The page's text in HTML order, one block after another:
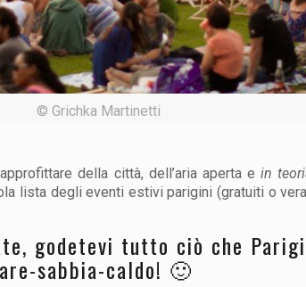
© Grichka Martinetti
della città, dell’aria aperta ein
lista degli eventi estivi parigini (gratuiti o
godetevi tutto ciò che
sabbia-caldo! 🙂